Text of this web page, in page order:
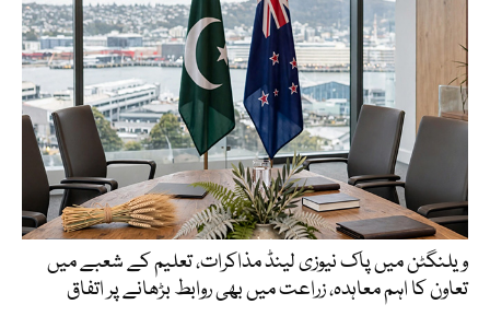
ویلنگٹن میں پاک نیوزی لینڈ مذاکرات، تعلیم کے شعبے میں
تعاون کا اہم معاہدہ، زراعت میں بھی روابط بڑھانے پر اتفاق